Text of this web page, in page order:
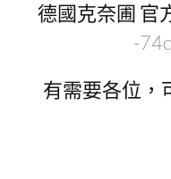
德國克奈圃 官
-
有需要各位，